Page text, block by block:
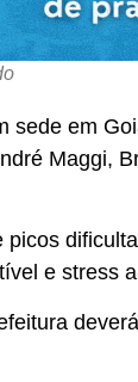
sede em
Maggi,
e stress